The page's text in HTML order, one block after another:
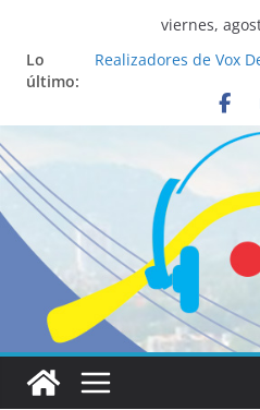
viernes,
Lo
último:
Realizadores de Vox
La ciencia desvela los
fácilmente un
“Superancianos”
Pop Up Market atrae
dinamiza la
Salud mental a la
hablarlo en familia
Lo que tienen en
Story 5 y el Papa León